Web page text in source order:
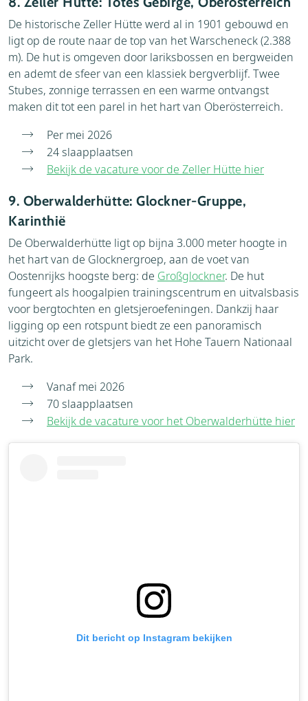
De historische Zeller Hütte werd al in 1901 gebouwd en
ligt op de route naar de top van het Warscheneck (2.388
m). De hut is omgeven door lariksbossen en bergweiden
en ademt de sfeer van een klassiek bergverblijf. Twee
Stubes, zonnige terrassen en een warme ontvangst
maken dit tot een parel in het hart van Oberösterreich.
Per mei 2026
24 slaapplaatsen
Bekijk de vacature voor de Zeller Hütte hier
9. Oberwalderhütte: Glockner-Gruppe,
Karinthië
De Oberwalderhütte ligt op bijna 3.000 meter hoogte in
het hart van de Glocknergroep, aan de voet van
Oostenrijks hoogste berg: de Großglockner. De hut
fungeert als hoogalpien trainingscentrum en uitvalsbasis
voor bergtochten en gletsjeroefeningen. Dankzij haar
ligging op een rotspunt biedt ze een panoramisch
uitzicht over de gletsjers van het Hohe Tauern Nationaal
Park.
Vanaf mei 2026
70 slaapplaatsen
Bekijk de vacature voor het Oberwalderhütte hier
Dit bericht op Instagram bekijken